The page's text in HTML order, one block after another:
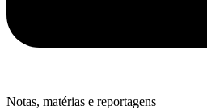
Notas, matérias e reportagens